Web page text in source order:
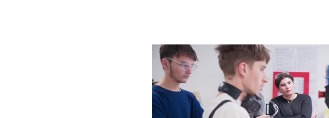
Présentation des
conception par
Hervé